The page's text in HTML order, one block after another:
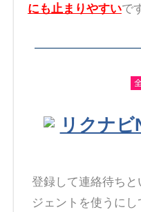
にも止まりやすいで
リクナビ
登録して連絡待ち
ジェントを使うに